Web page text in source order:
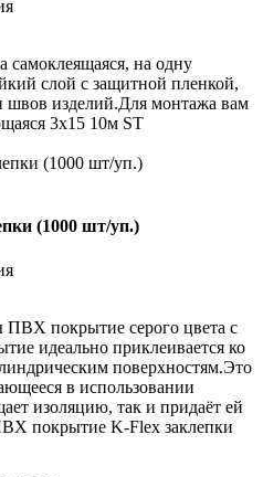
самоклеящаяся, на одну
слой с защитной пленкой,
швов изделий.Для монтажа вам
3х15 10м ST
(1000 шт/уп.)
ПВХ покрытие серого цвета с
идеаль­но приклеивается ко
поверхностям.Это
в ис­пользовании
изоляцию, так и придаёт ей
покрытие K-Flex заклепки